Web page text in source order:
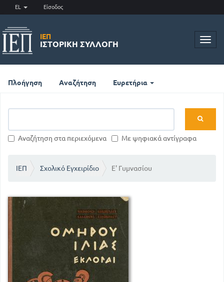
EL Είσοδος
ΙΕΠ
ΙΣΤΟΡΙΚΉ ΣΥΛΛΟΓΉ
Πλοήγηση Αναζήτηση Ευρετήρια
Αναζήτηση στα περιεχόμενα Με ψηφιακά αντίγραφα
ΙΕΠ Σχολικό Εγχειρίδιο Ε' Γυμνασίου